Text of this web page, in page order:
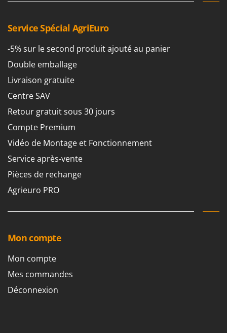
Service Spécial AgriEuro
-5% sur le second produit ajouté au panier
Double emballage
Livraison gratuite
Centre SAV
Retour gratuit sous 30 jours
Compte Premium
Vidéo de Montage et Fonctionnement
Service après-vente
Pièces de rechange
Agrieuro PRO
Mon compte
Mon compte
Mes commandes
Déconnexion